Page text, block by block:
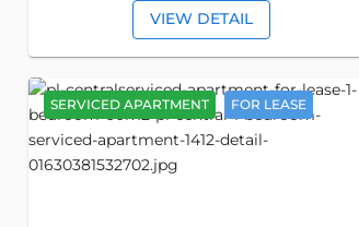
VIEW DETAIL
SERVICED APARTMENT FOR LEASE